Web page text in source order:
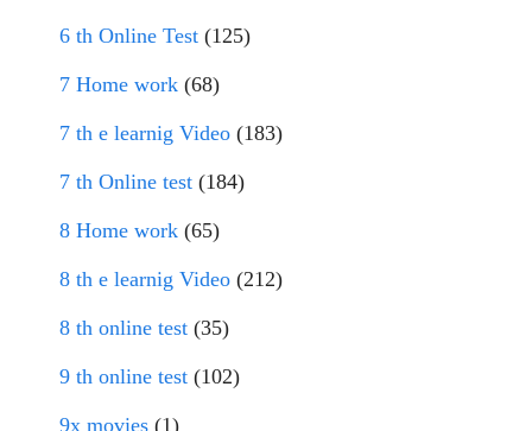
6 th Online Test (125)
7 Home work (68)
7 th e learnig Video (183)
7 th Online test (184)
8 Home work (65)
8 th e learnig Video (212)
8 th online test (35)
9 th online test (102)
9x movies (1)